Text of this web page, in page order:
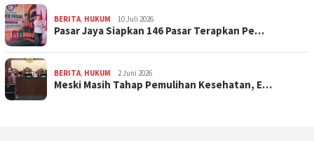
BERITA HUKUM 10 Juli 2026
Pasar Jaya Siapkan 146 Pasar Terapkan Pe…
BERITA HUKUM 2 Juni 2026
Meski Masih Tahap Pemulihan Kesehatan, E…